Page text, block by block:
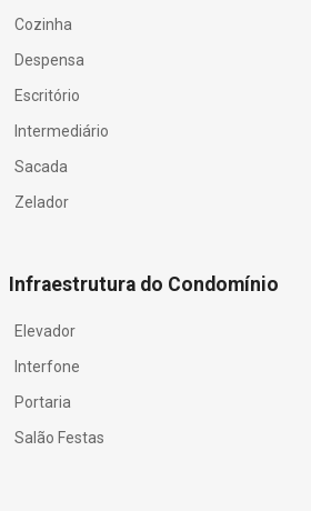
Cozinha
Despensa
Escritório
Intermediário
Sacada
Zelador
Infraestrutura do Condomínio
Elevador
Interfone
Portaria
Salão Festas